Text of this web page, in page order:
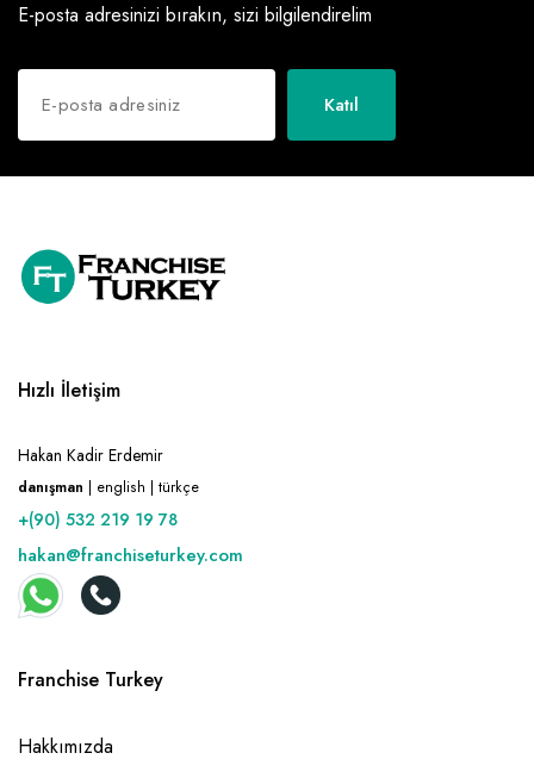
E-posta adresinizi bırakın, sizi bilgilendirelim
Katıl
Hızlı İletişim
Hakan Kadir Erdemir
danışman | english | türkçe
+(90) 532 219 19 78
hakan@franchiseturkey.com
Franchise Turkey
Hakkımızda